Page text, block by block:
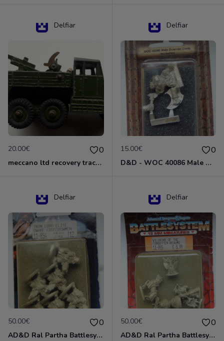
Delfiar
20.00€ 0
meccano ltd recovery tractor N°661
Delfiar
15.00€ 0
D&D - WOC 40086 Male Dwarven Cleric Miniature - Donjons Dragons
Delfiar
50.00€ 0
AD&D Ral Partha Battlesystem Miniatures Pack Iron Lord Dwarf Crossbowmen 11-854
Delfiar
50.00€ 0
AD&D Ral Partha Battlesystem Villains/Forgotten Realms 11-955 Miniatures